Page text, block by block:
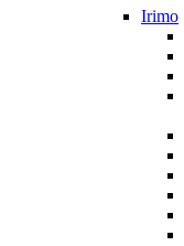
Irimo